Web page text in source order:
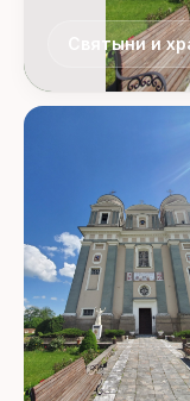
Святыни и